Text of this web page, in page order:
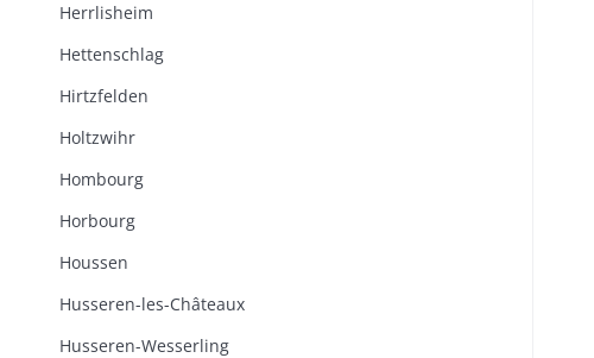
Herrlisheim
Hettenschlag
Hirtzfelden
Holtzwihr
Hombourg
Horbourg
Houssen
Husseren-les-Châteaux
Husseren-Wesserling